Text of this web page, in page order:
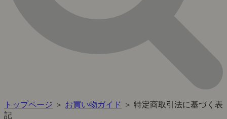
トップページ ＞ お買い物ガイド ＞ 特定商取引法に基づく表
記